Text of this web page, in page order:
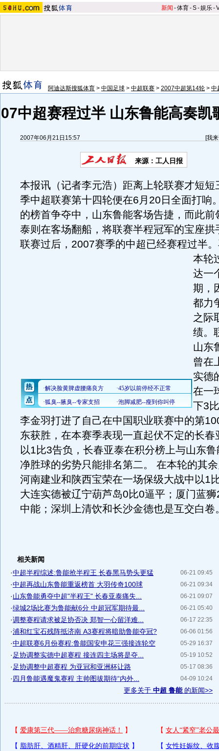
新闻 -体育-S-娱乐-
阿迪达斯搜狐体育 > 中国足球 > 中超联赛 > 2007中超第14轮 > 中
07中超赛程过半 山东鲁能高奏凯
2007年06月21日15:57 [我
来源：工人日报
本报讯（记者李元浩）距离上轮联赛才短
季中超联赛第十四轮便在6月20日全面打响
的榜首争夺中，山东鲁能客场告捷，而此前
泰则在客场翻船，将联赛半程冠军的宝座拱
联赛过后，2007赛季的中超已经赛程过半。
本轮
达一
期，
都力
之际
绩。
山东
曾在
实德
在一
下3
李金羽打进了自己在中国职业联赛中的第
东获胜，在本赛季表现一直起伏不定的长春
以1比3告负，长春亚泰在积分榜上与山东
净胜球的劣势只能排名第二。 在本轮的其
河南建业和陕西宝荣在一场保级大战中以1
大连实德被辽宁葫芦岛0比0逼平；厦门蓝
中能；深圳上清饮和长沙金德也是互交白卷
相关新闻
06-21 09:45
·中超半程综述:鲁能抢半程王 长春黑马势头更猛
06-21 09:34
·中超再战山东鲁能重返榜首 大羽传奇100球
06-21 09:07
·山东鲁能勇夺中超"半程王" 长春亚泰痛失...
06-21 05:40
·绿城2场比赛为鲁能献6分 中超冠军期待最...
06-17 22:35
·调整赛程请求被足协否决 郑智一心留洋难...
06-06 01:56
·浦和红宝石残阵抵济南 A3赛程将暗助鲁能夺冠?
05-29 16:37
·中超联赛6月份赛程:鲁能国安申花三强接连轮空
05-19 10:52
· 足协调整实德中超赛程 接连四主场将是夺...
05-17 08:36
· 足协调整中超赛程 为亚冠和亚洲杯让路
04-09 10:24
·四月鲁能遇魔鬼赛程 主帅图拔期待“内外...
更多关于 中超 鲁能的新闻>>